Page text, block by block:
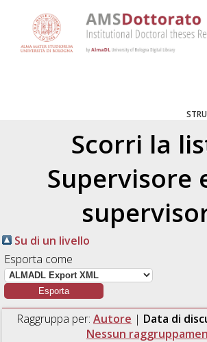
Scorri la
Supervisore
Su di un livello
Esporta come
Raggruppa per: Autore | Data di
Nessun